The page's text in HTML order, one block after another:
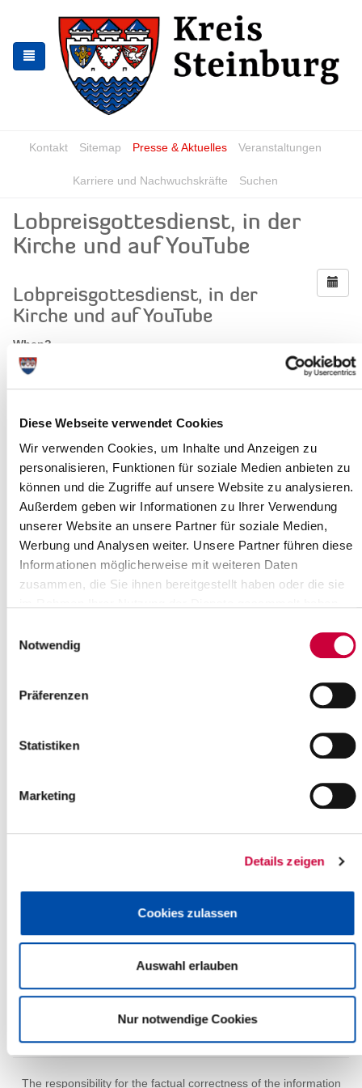
Diese Webseite verwendet Cookies
Wir verwenden Cookies, um Inhalte und Anzeigen zu
personalisieren, Funktionen für soziale Medien anbieten zu
können und die Zugriffe auf unsere Website zu analysieren.
Außerdem geben wir Informationen zu Ihrer Verwendung
unserer Website an unsere Partner für soziale Medien,
Werbung und Analysen weiter. Unsere Partner führen diese
Informationen möglicherweise mit weiteren Daten
zusammen, die Sie ihnen bereitgestellt haben oder die sie
Notwendig
Präferenzen
Statistiken
Marketing
Details zeigen
Cookies zulassen
Auswahl erlauben
Nur notwendige Cookies
springen
springen
Kontakt Sitemap Presse & Aktuelles Veranstaltungen
Karriere und Nachwuchskräfte Suchen
Lobpreisgottesdienst, in der
Kirche und auf YouTube
Lobpreisgottesdienst, in der
Kirche und auf YouTube
When?
Sunday, 26.04.2026
Time:
St.-Jakobi-Kirche, Viertkoppel 13 ,Itzehoe
Category:
Veranstaltung , Kirche , Gottesdienste
Long description
Alle sind herzlich eingeladen, mit uns Gottesdienst zu feiern
Source
Ev.-Luth. Kirchengemeinde St. Jakobi-Itzehoe
E-Mail:st.jakobi[at]kk-rm.de
Back to selection
+
The responsibility for the factual correctness of the information